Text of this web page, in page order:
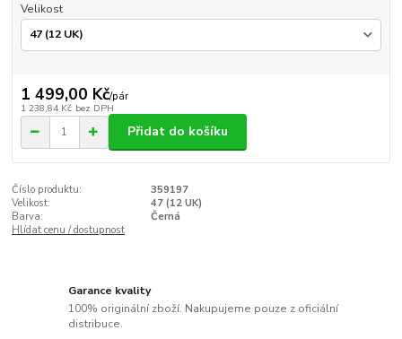
Velikost
1 499,00 Kč/pár
1 238,84 Kč bez DPH
Přidat do košíku
Číslo produktu:
359197
Velikost:
47 (12 UK)
Barva:
Černá
Hlídat cenu / dostupnost
Garance kvality
100% originální zboží. Nakupujeme pouze z oficiální
distribuce.